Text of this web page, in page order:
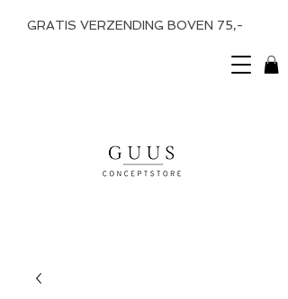
GRATIS VERZENDING BOVEN 75,-